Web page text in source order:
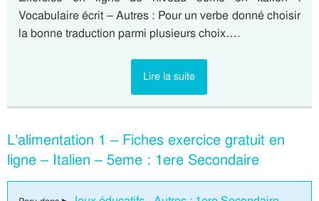
Vocabulaire écrit – Autres : Pour un verbe donné choisir
la bonne traduction parmi plusieurs choix….
Lire la suite
L’alimentation 1 – Fiches exercice gratuit en
ligne – Italien – 5eme : 1ere Secondaire